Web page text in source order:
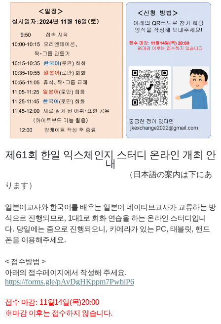
제61회 한일 익스체인지 스터디 온라인 개최 안
내
（ 日本語の案内は下にあ
ります）
일본어교사와 한국어를 배우는 일본어 네이티브교사가 교류하는 방
식으로 진행되므로, 1대1로 회화 연습을 하는 온라인 스터디입니
다. 당일에는 줌으로 진행되오니 , 카메라가 있는 PC, 태블릿, 핸드
폰을 이용해주세요.
< 접수방법 >
아래의 접수페이지에서 작성해 주세요.
https://forms.gle/pAvDgHKppm7PwbiP6
접수 마감: 11월14일(목)20:00
※마감 이후는 접수하지 않습니다.